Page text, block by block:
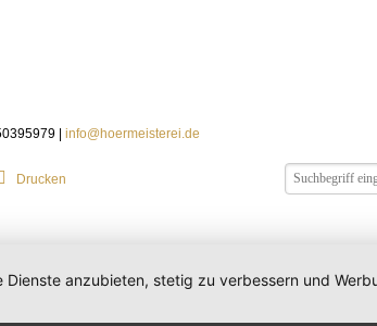
| info@hoermeisterei.de
Drucken
anzubieten, stetig zu verbessern und